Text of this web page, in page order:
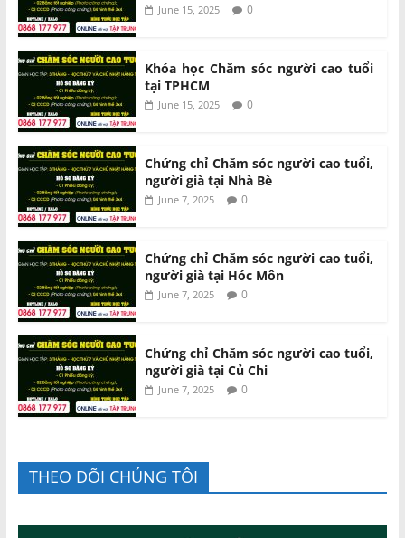
June 15, 2025 0
Khóa học Chăm sóc người cao tuổi
tại TPHCM
June 15, 2025 0
Chứng chỉ Chăm sóc người cao tuổi,
người già tại Nhà Bè
June 7, 2025 0
Chứng chỉ Chăm sóc người cao tuổi,
người già tại Hóc Môn
June 7, 2025 0
Chứng chỉ Chăm sóc người cao tuổi,
người già tại Củ Chi
June 7, 2025 0
THEO DÕI CHÚNG TÔI